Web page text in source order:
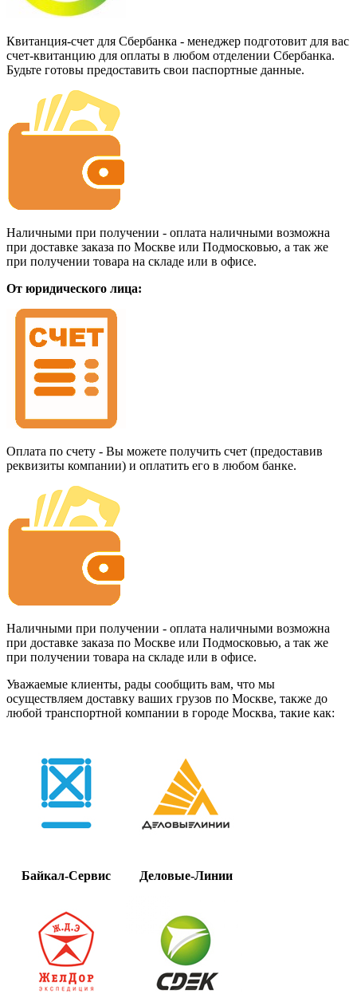
Квитанция-счет для Сбербанка - менеджер подготовит для вас
счет-квитанцию для оплаты в любом отделении Сбербанка.
Будьте готовы предоставить свои паспортные данные.
Наличными при получении - оплата наличными возможна
при доставке заказа по Москве или Подмосковью, а так же
при получении товара на складе или в офисе.
От юридического лица:
Оплата по счету - Вы можете получить счет (предоставив
реквизиты компании) и оплатить его в любом банке.
Наличными при получении - оплата наличными возможна
при доставке заказа по Москве или Подмосковью, а так же
при получении товара на складе или в офисе.
Уважаемые клиенты, рады сообщить вам, что мы
осуществляем доставку ваших грузов по Москве, также до
любой транспортной компании в городе Москва, такие как:
Байкал-Сервис Деловые-Линии